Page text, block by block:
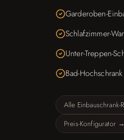
Garderoben-
Schlafzimmer-
Unter-Treppen-
Bad-
Alle
Preis-Konfigurator →